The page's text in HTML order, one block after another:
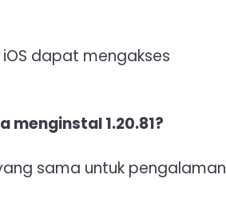
dapat mengakses
menginstal 1.20.81?
sama untuk pengalaman